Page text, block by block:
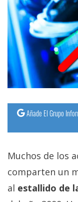
Añade El Grupo
Muchos de los
comparten un
al estallido de